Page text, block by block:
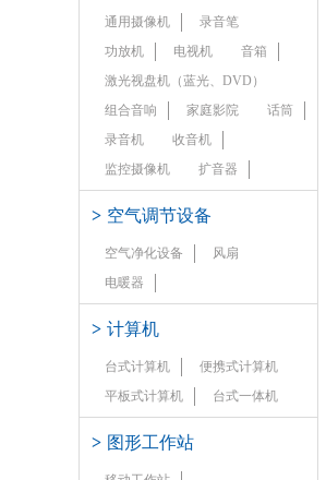
通用摄像机
录音笔
功放机
电视机
音箱
激光视盘机（蓝光、DVD）
组合音响
家庭影院
话筒
录音机
收音机
监控摄像机
扩音器
> 空气调节设备
空气净化设备
风扇
电暖器
> 计算机
台式计算机
便携式计算机
平板式计算机
台式一体机
> 图形工作站